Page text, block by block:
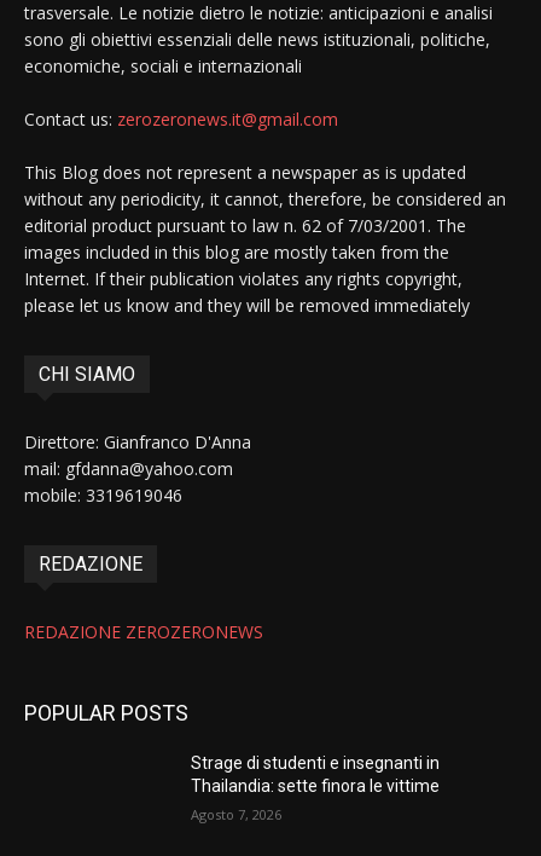
trasversale. Le notizie dietro le notizie: anticipazioni e analisi
sono gli obiettivi essenziali delle news istituzionali, politiche,
economiche, sociali e internazionali
Contact us: zerozeronews.it@gmail.com
This Blog does not represent a newspaper as is updated
without any periodicity, it cannot, therefore, be considered an
editorial product pursuant to law n. 62 of 7/03/2001. The
images included in this blog are mostly taken from the
Internet. If their publication violates any rights copyright,
please let us know and they will be removed immediately
CHI SIAMO
Direttore: Gianfranco D'Anna
mail: gfdanna@yahoo.com
mobile: 3319619046
REDAZIONE
REDAZIONE ZEROZERONEWS
POPULAR POSTS
Strage di studenti e insegnanti in
Thailandia: sette finora le vittime
Agosto 7, 2026